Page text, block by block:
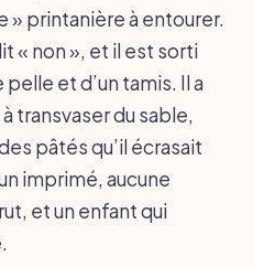
» printanière à entourer.
« non », et il est sorti
pelle et d’un tamis. Il a
transvaser du sable,
pâtés qu’il écrasait
imprimé, aucune
et un enfant qui